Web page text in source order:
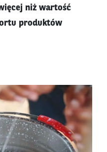
niż wartość
produktów